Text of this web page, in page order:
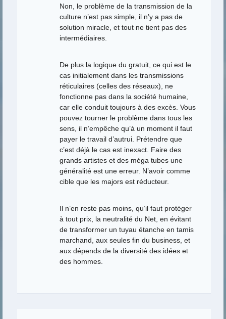
Non, le problème de la transmission de la
culture n’est pas simple, il n’y a pas de
solution miracle, et tout ne tient pas des
intermédiaires.
De plus la logique du gratuit, ce qui est le
cas initialement dans les transmissions
réticulaires (celles des réseaux), ne
fonctionne pas dans la société humaine,
car elle conduit toujours à des excès. Vous
pouvez tourner le problème dans tous les
sens, il n’empêche qu’à un moment il faut
payer le travail d’autrui. Prétendre que
c’est déjà le cas est inexact. Faire des
grands artistes et des méga tubes une
généralité est une erreur. N’avoir comme
cible que les majors est réducteur.
Il n’en reste pas moins, qu’il faut protéger
à tout prix, la neutralité du Net, en évitant
de transformer un tuyau étanche en tamis
marchand, aux seules fin du business, et
aux dépends de la diversité des idées et
des hommes.